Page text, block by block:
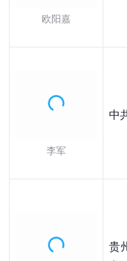
欧阳嘉
李军
中
贵